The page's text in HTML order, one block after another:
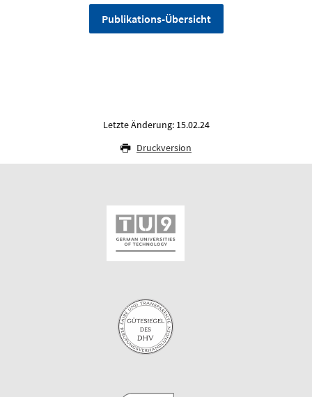
Publikations-Übersicht
Letzte Änderung: 15.02.24
Druckversion